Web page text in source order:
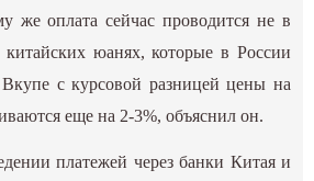
же оплата сейчас проводится не в
юанях, которые в России
с курсовой разницей цены на
еще на 2-3%, объяснил он.
платежей через банки Китая и